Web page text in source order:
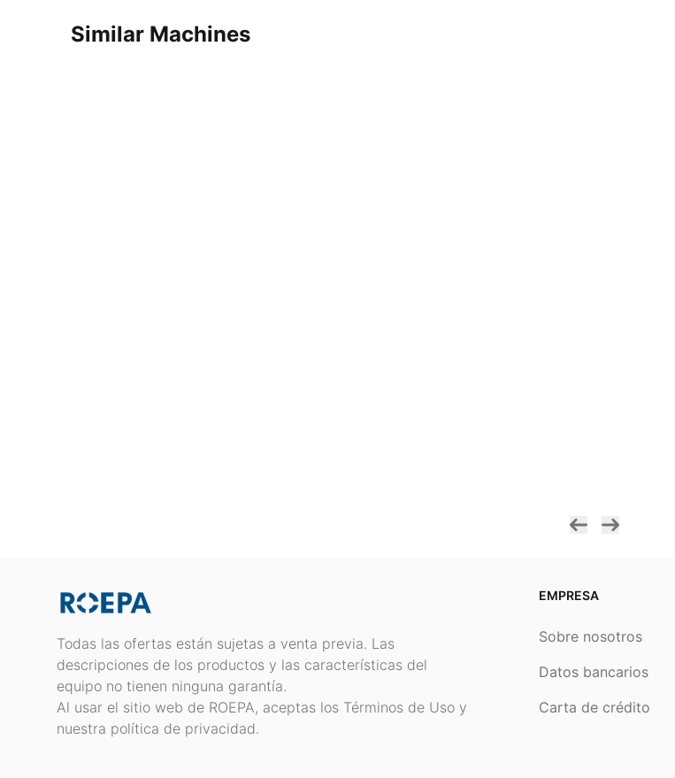
Similar Machines
Todas las ofertas están sujetas a venta previa. Las
descripciones de los productos y las características del
equipo no tienen ninguna garantía.
Al usar el sitio web de ROEPA, aceptas los Términos de Uso y
nuestra política de privacidad.
EMPRESA
Sobre nosotros
Datos bancarios
Carta de crédito